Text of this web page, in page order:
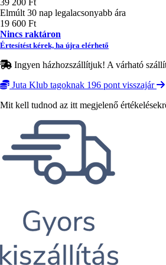
Elmúlt 30 nap legalacsonyabb ára
19 600 Ft
Nincs raktáron
Értesítést kérek, ha újra elérhető
Ingyen házhozszállítjuk! A várható
Juta Klub tagoknak 196 pont visszajár
Mit kell tudnod az itt megjelenő